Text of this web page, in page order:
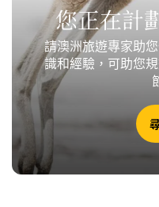
您正在計
請澳洲旅遊專家助
識和經驗，可助您